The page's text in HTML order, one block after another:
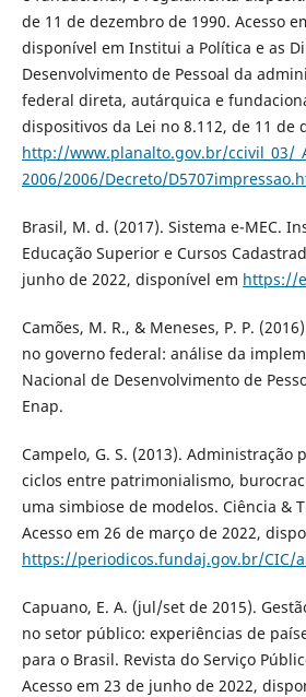
de 11 de dezembro de 1990. Acesso
disponível em Institui a Política e as
Desenvolvimento de Pessoal da
federal direta, autárquica e
dispositivos da Lei no 8.112, de 11 de
http://www.planalto.gov.br/ccivil_03/
2006/2006/Decreto/
Brasil, M. d. (2017). Sistema e-MEC.
Educação Superior e Cursos
junho de 2022, disponível em https://
Camões, M. R., & Meneses, P. P.
no governo federal: análise da
Nacional de Desenvolvimento de
Enap.
Campelo, G. S. (2013). Administração
ciclos entre patrimonialismo,
uma simbiose de modelos. Ciência &
Acesso em 26 de março de 2022,
https://periodicos.fundaj.gov.br/CIC/
Capuano, E. A. (jul/set de 2015).
no setor público: experiências de
para o Brasil. Revista do Serviço
Acesso em 23 de junho de 2022,